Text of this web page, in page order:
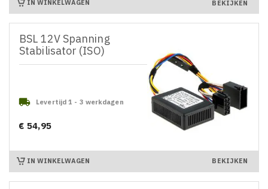
IN WINKELWAGEN BEKIJKEN
BSL 12V Spanning
Stabilisator (ISO)
 Levertijd 1 - 3 werkdagen
Prijs
€ 54,95
IN WINKELWAGEN BEKIJKEN